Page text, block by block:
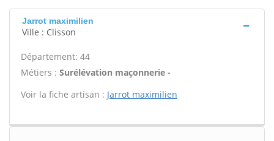
Jarrot maximilien
Ville : Clisson
Département: 44
Métiers : Surélévation maçonnerie -
Voir la fiche artisan : Jarrot maximilien